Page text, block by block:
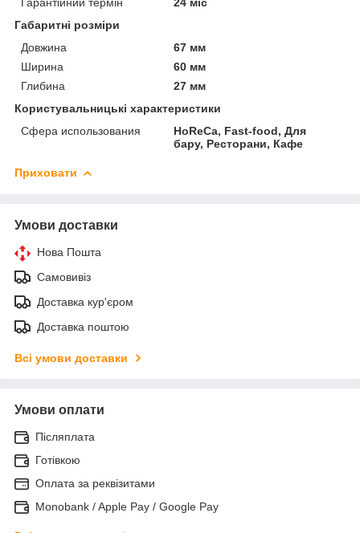
Габаритні розміри
Довжина
67 мм
Ширина
60 мм
Глибина
27 мм
Користувальницькі характеристики
Сфера использования
HoReCa, Fast-food, Для
бару, Ресторани, Кафе
Приховати
Умови доставки
Нова Пошта
Самовивіз
Доставка кур'єром
Доставка поштою
Всі умови доставки
Умови оплати
Післяплата
Готівкою
Оплата за реквізитами
Monobank / Apple Pay / Google Pay